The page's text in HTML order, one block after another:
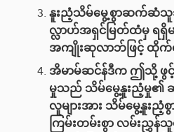
နူးညံ့သိမ်မွေ့စွာဆက်ဆံသူသ
လ္လာဟ်အရှင်မြတ်ထံမှ ရ
အကျိုးဆုလာဘ်ဖြင့် ထို
အိမာမ်ဆင်န်ဒီက ဤသို့ ဖွ
မှုသည် သိမ်မွေ့နူးညံ့မှု၏
လူများအား သိမ်မွေ့နူး
ကြမ်းတမ်းစွာ လမ်းညွှ